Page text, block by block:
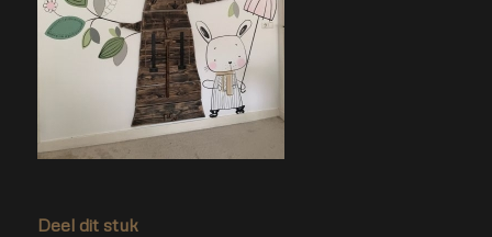
Deel dit stuk